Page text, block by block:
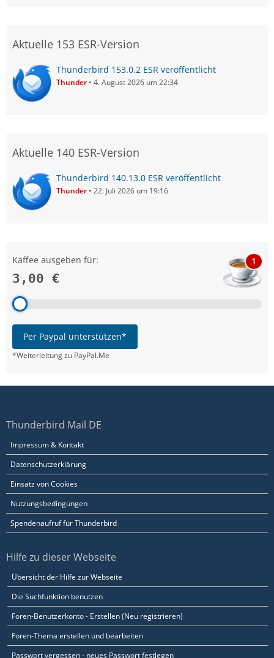
Aktuelle 153 ESR-Version
Thunderbird 153.0.2 ESR veröffentlicht
Thunder 4. August 2026 um 22:34
Aktuelle 140 ESR-Version
Thunderbird 140.13.0 ESR veröffentlicht
Thunder 22. Juli 2026 um 19:16
Kaffee ausgeben für:
3,00 €
1
Per Paypal unterstützen*
*Weiterleitung zu PayPal.Me
Thunderbird Mail DE
Impressum & Kontakt
Datenschutzerklärung
Einsatz von Cookies
Nutzungsbedingungen
Spendenaufruf für Thunderbird
Hilfe zu dieser Webseite
Übersicht der Hilfe zur Webseite
Die Suchfunktion benutzen
Foren-Benutzerkonto - Erstellen (Neu registrieren)
Foren-Thema erstellen und bearbeiten
Passwort vergessen - neues Passwort festlegen